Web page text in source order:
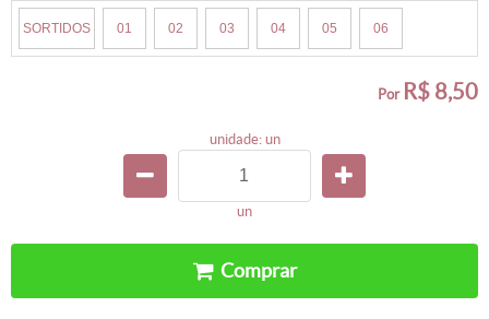
SORTIDOS 01 02 03 04 05 06
por R$ 8,50
unidade: un
un
comprar